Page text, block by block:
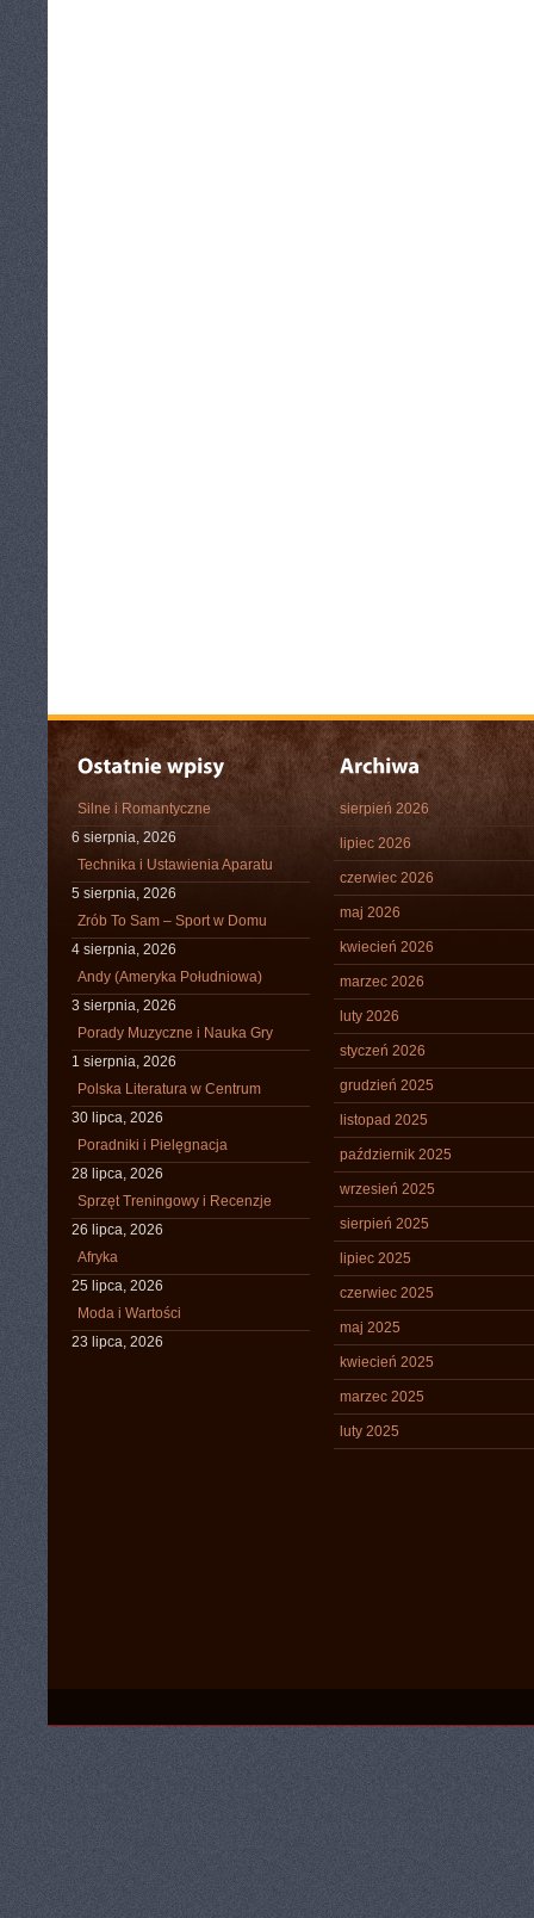
Silne i Romantyczne
6 sierpnia, 2026
Technika i Ustawienia Aparatu
5 sierpnia, 2026
Zrób To Sam – Sport w Domu
4 sierpnia, 2026
Andy (Ameryka Południowa)
3 sierpnia, 2026
Porady Muzyczne i Nauka Gry
1 sierpnia, 2026
Polska Literatura w Centrum
30 lipca, 2026
Poradniki i Pielęgnacja
28 lipca, 2026
Sprzęt Treningowy i Recenzje
26 lipca, 2026
Afryka
25 lipca, 2026
Moda i Wartości
23 lipca, 2026
sierpień 2026
lipiec 2026
czerwiec 2026
maj 2026
kwiecień 2026
marzec 2026
luty 2026
styczeń 2026
grudzień 2025
listopad 2025
październik 2025
wrzesień 2025
sierpień 2025
lipiec 2025
czerwiec 2025
maj 2025
kwiecień 2025
marzec 2025
luty 2025